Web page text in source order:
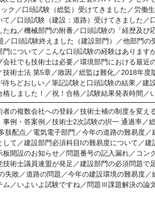
ク／口頭試験（総監）受けてきました／労働
／口頭試験（建設：道路）受けてきました／
ね／機械部門の附番／口頭試験の「経歴及び
／口頭試験終えました（建設部門）／他部門
について／こんな口頭試験の経験はあります
社でも技術士は必要／環境部門における最近
術士法 第5章／敗因／総監は難化／2018年度
待ちどおしい／筆記試験と口頭試験の結果／
しました！／祝！合格／試験結果発表時間／
の複数会社への登録／技術士補の制度を変え
例・答案例／技術士2次試験の択一 通過率／
肢配点／電気電子部門／今年の道路の難易度
て／建設部門必須科目Iの難易度について／
開設のお知らせ／問題番号の記入漏れ／コン
術士議員連盟が発足／建設部門の必須問題で
失敗／道路の問題／今年の建設環境の難易度
／いよいよ試験ですね／問題Ⅲ課題解決の論